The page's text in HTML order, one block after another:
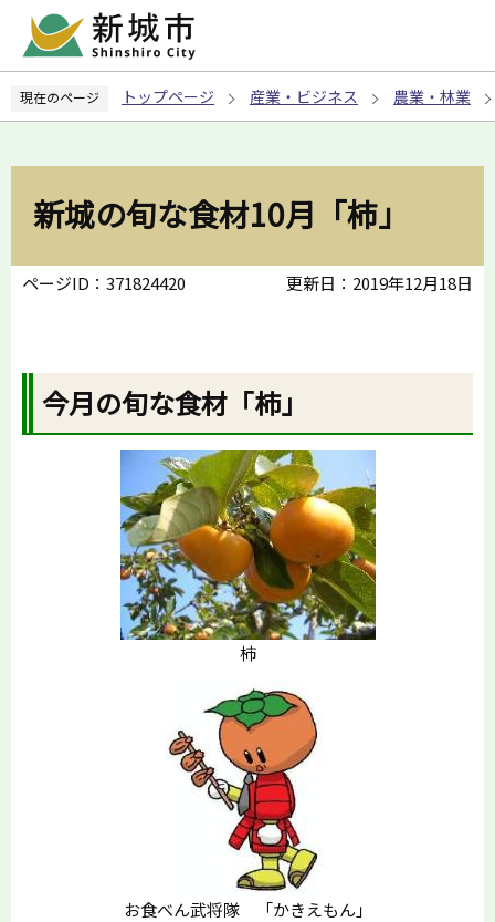
ペ
の
現在のページ トップページ 産業・ビジネス 農業・林業
新城の旬な食材10月「柿」
ページID：371824420 更新日：2019年12月18日
今月の旬な食材「柿」
柿
お食べん武将隊 「かきえもん」